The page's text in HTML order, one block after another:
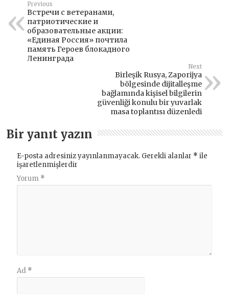
Previous
Встречи с ветеранами,
патриотические и
образовательные акции:
«Единая Россия» почтила
память Героев блокадного
Ленинграда
Next
Birleşik Rusya, Zaporijya
bölgesinde dijitalleşme
bağlamında kişisel bilgilerin
güvenliği konulu bir yuvarlak
masa toplantısı düzenledi
Bir yanıt yazın
E-posta adresiniz yayınlanmayacak. Gerekli alanlar * ile
işaretlenmişlerdir
Yorum *
Ad *